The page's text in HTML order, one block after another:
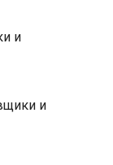
и
и